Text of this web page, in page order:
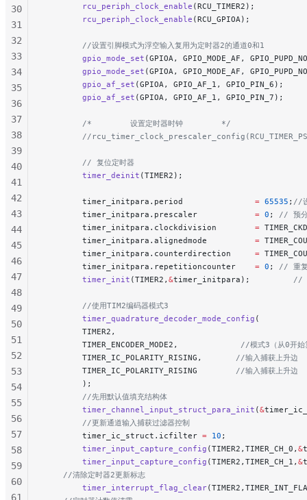
        rcu_periph_clock_enable
(RCU_TIMER2);
        rcu_periph_clock_enable
(RCU_GPIOA);
        //设置引脚模式为浮空输入复用为定时器2的通道0和1
        gpio_mode_set
(GPIOA, GPIO_MODE_AF,
        gpio_mode_set
(GPIOA, GPIO_MODE_AF,
        gpio_af_set
(GPIOA, GPIO_AF_1, GPIO_PIN_6);
        gpio_af_set
(GPIOA, GPIO_AF_1, GPIO_PIN_7);
        /*        设置定时器时钟        */
//
        // 复位定时器
        timer_deinit
(TIMER2);
        timer_initpara.period
= 65535 ; //
        timer_initpara.prescaler
= 0 ;
// 预分
        timer_initpara.clockdivision
=
        timer_initpara.alignedmode
=
        timer_initpara.counterdirection
=
        timer_initpara.repetitioncounter
= 0 ;
// 重
        timer_init
(TIMER2, &timer_initpara);
//
        //使用TIM2编码器模式3
        timer_quadrature_decoder_mode_config
(
        TIMER2,
        TIMER_ENCODER_MODE2,
//模式3（从0开始
        TIMER_IC_POLARITY_RISING,
       //输入捕获上升边
        TIMER_IC_POLARITY_RISING
        //输入捕获上升边
        );
        //先用默认值填充结构体
        timer_channel_input_struct_para_init
(&
        //更新通道输入捕获过滤器控制
        timer_ic_struct.icfilter
= 10 ;
        timer_input_capture_config
(TIMER2,TIMER_CH_0, &
        timer_input_capture_config
(TIMER2,TIMER_CH_1, &
    //清除定时器2更新标志
        timer_interrupt_flag_clear
30
31
32
33
34
35
36
37
38
39
40
41
42
43
44
45
46
47
48
49
50
51
52
53
54
55
56
57
58
59
60
61